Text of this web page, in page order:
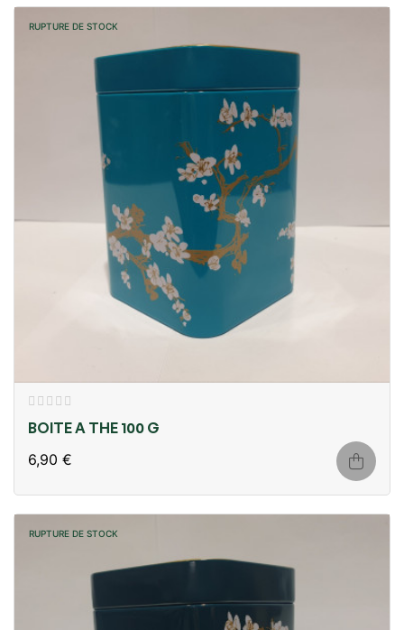
RUPTURE DE STOCK
BOITE A THE 100 G
6,90 €
RUPTURE DE STOCK